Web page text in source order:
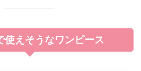
使えそうなワンピース